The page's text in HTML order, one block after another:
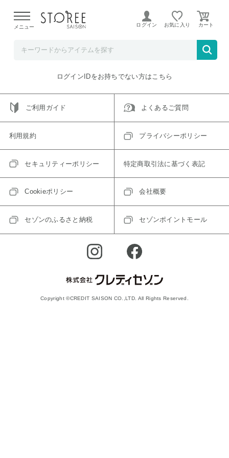
よる配送遅延が発生しております。
メニュー ログイン お気に入り
ご指定のアイテムは取り扱い終了、またはただいま取り扱い
トップへ戻る
ログインIDをお持ちでない方はこちら
ご利用ガイド よくあるご質問
利用規約 プライバシーポリシー
セキュリティーポリシー 特定商取引法に基づく表記
Cookieポリシー 会社概要
セゾンのふるさと納税 セゾンポイントモール
Copyright ©CREDIT SAISON CO.,LTD. All Rights Reserved.